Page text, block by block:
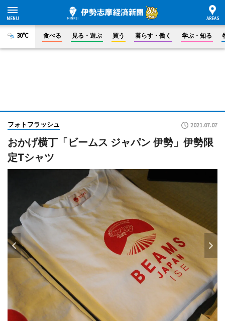
30°C 食べる 見る・遊ぶ 買う 暮らす・働く 学ぶ・知る
フォトフラッシュ 2021.07.07
おかげ横丁「ビームス ジャパン 伊勢」伊勢限
定Tシャツ